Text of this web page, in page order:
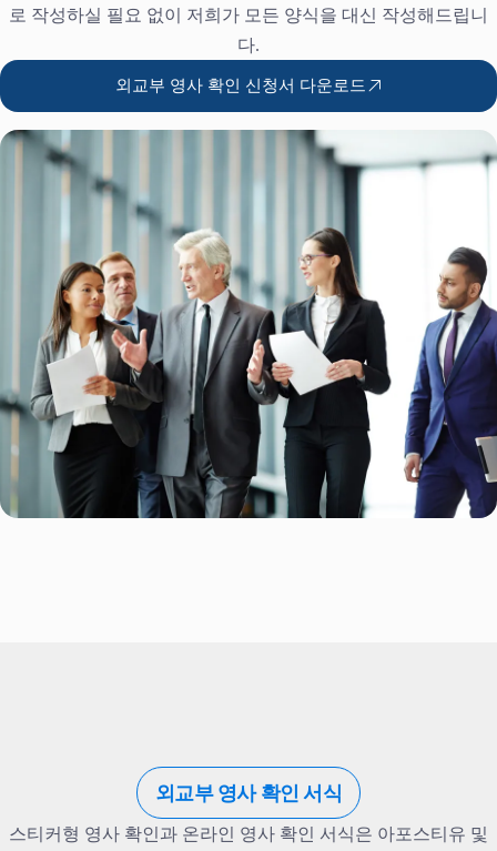
로 작성하실 필요 없이 저희가 모든 양식을 대신 작성해드립니
다.
외교부 영사 확인 신청서 다운로드
외교부 영사 확인 서식
스티커형 영사 확인과 온라인 영사 확인 서식은 아포스티유 및